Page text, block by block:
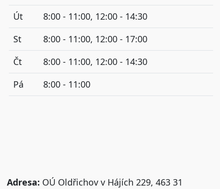
Út
8:00 - 11:00, 12:00 - 14:30
St
8:00 - 11:00, 12:00 - 17:00
Čt
8:00 - 11:00, 12:00 - 14:30
Pá
8:00 - 11:00
Adresa: OÚ Oldřichov v Hájích 229, 463 31